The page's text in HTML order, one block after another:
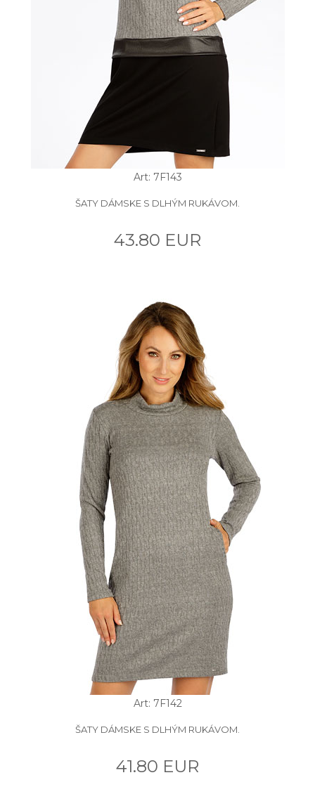
Art: 7F143
ŠATY DÁMSKE S DLHÝM RUKÁVOM.
43.80 EUR
Art: 7F142
ŠATY DÁMSKE S DLHÝM RUKÁVOM.
41.80 EUR